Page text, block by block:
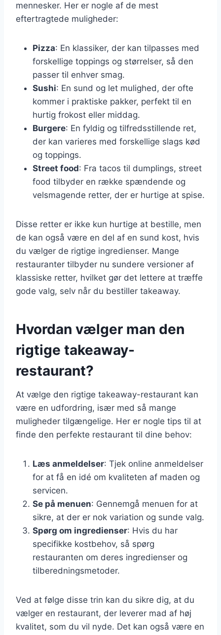
mennesker. Her er nogle af de mest
eftertragtede muligheder:
Pizza: En klassiker, der kan tilpasses med
forskellige toppings og størrelser, så den
passer til enhver smag.
Sushi: En sund og let mulighed, der ofte
kommer i praktiske pakker, perfekt til en
hurtig frokost eller middag.
Burgere: En fyldig og tilfredsstillende ret,
der kan varieres med forskellige slags kød
og toppings.
Street food: Fra tacos til dumplings, street
food tilbyder en række spændende og
velsmagende retter, der er hurtige at spise.
Disse retter er ikke kun hurtige at bestille, men
de kan også være en del af en sund kost, hvis
du vælger de rigtige ingredienser. Mange
restauranter tilbyder nu sundere versioner af
klassiske retter, hvilket gør det lettere at træffe
gode valg, selv når du bestiller takeaway.
Hvordan vælger man den
rigtige takeaway-
restaurant?
At vælge den rigtige takeaway-restaurant kan
være en udfordring, især med så mange
muligheder tilgængelige. Her er nogle tips til at
finde den perfekte restaurant til dine behov:
Læs anmeldelser: Tjek online anmeldelser
for at få en idé om kvaliteten af maden og
servicen.
Se på menuen: Gennemgå menuen for at
sikre, at der er nok variation og sunde valg.
Spørg om ingredienser: Hvis du har
specifikke kostbehov, så spørg
restauranten om deres ingredienser og
tilberedningsmetoder.
Ved at følge disse trin kan du sikre dig, at du
vælger en restaurant, der leverer mad af høj
kvalitet, som du vil nyde. Det kan også være en